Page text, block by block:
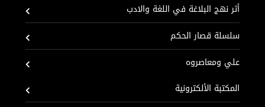
أثر نهج البلاغة في اللغة والادب
سلسلة قصار الحكم
علي ومعاصروه
المكتبة الألكترونية